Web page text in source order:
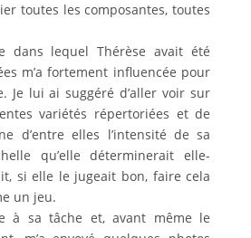
toutes les composantes, toutes
dans lequel Thérèse avait été
m’a fortement influencée pour
Je lui ai suggéré d’aller voir sur
variétés répertoriées et de
d’entre elles l’intensité de sa
qu’elle déterminerait elle-
si elle le jugeait bon, faire cela
un jeu.
à sa tâche et, avant même le